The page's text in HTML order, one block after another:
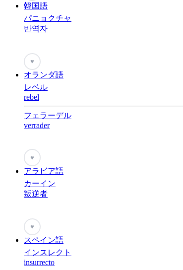
韓国語
パニョクチャ
반역자
♥
オランダ語
レベル
rebel
フェラーデル
verrader
♥
アラビア語
カーイン
叛逆者
♥
スペイン語
インスレクト
insurrecto